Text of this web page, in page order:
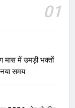
01
मास में उमड़ी भक्तों
समय